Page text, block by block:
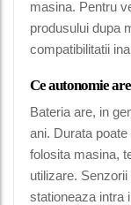
masina. Pentru
produsului dupa
compatibilitatii
Ce autonomie
Bateria are, in
ani. Durata
folosita masina,
utilizare.
stationeaza intra